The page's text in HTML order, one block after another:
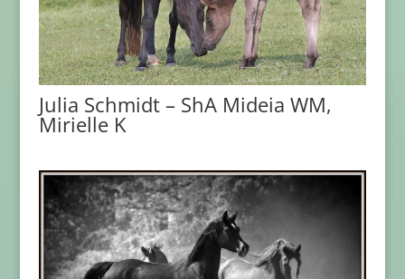
Julia Schmidt – ShA Mideia WM,
Mirielle K